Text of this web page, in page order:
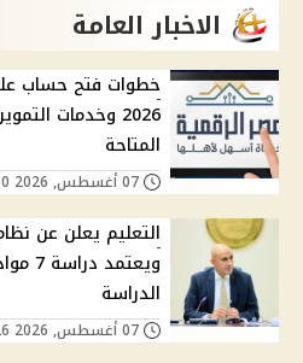
الاخبار العامة
خطوات فتح حساب
2026 وخدمات
المتاحة
التعليم يعلن عن
الدراسة